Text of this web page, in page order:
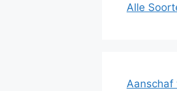
Alle
Aanschaf